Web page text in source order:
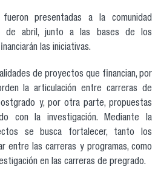
presentadas a la comunidad
de abril, junto a las bases de los
las iniciativas.
de proyectos que financian, por
la articulación entre carreras de
y, por otra parte, propuestas
con la investigación. Mediante la
se busca fortalecer, tanto los
entre las carreras y programas, como
en las carreras de pregrado.